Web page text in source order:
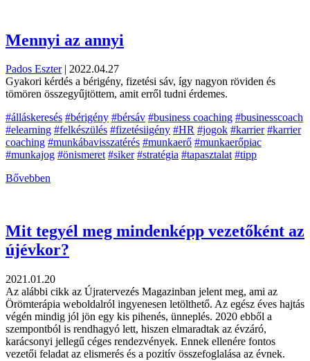
Mennyi az annyi
Pados Eszter| 2022.04.27
Gyakori kérdés a bérigény, fizetési sáv, így nagyon röviden és
tömören összegyűjtöttem, amit erről tudni érdemes.
#álláskeresés #bérigény #bérsáv #business coaching #businesscoach
#elearning #felkészülés #fizetésiigény #HR #jogok #karrier #karrier
coaching #munkábavisszatérés #munkaerő #munkaerőpiac
#munkajog #önismeret #siker #stratégia #tapasztalat #tipp
Bővebben
Mit tegyél meg mindenképp vezetőként az
újévkor?
2021.01.20
Az alábbi cikk az Újratervezés Magazinban jelent meg, ami az
Örömterápia weboldalról ingyenesen letölthető. Az egész éves hajtás
végén mindig jól jön egy kis pihenés, ünneplés. 2020 ebből a
szempontból is rendhagyó lett, hiszen elmaradtak az évzáró,
karácsonyi jellegű céges rendezvények. Ennek ellenére fontos
vezetői feladat az elismerés és a pozitív összefoglalása az évnek.